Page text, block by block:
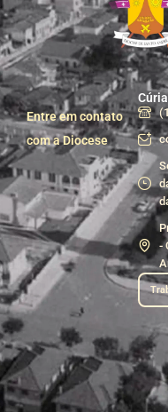
Entre em contato
com a Diocese
-